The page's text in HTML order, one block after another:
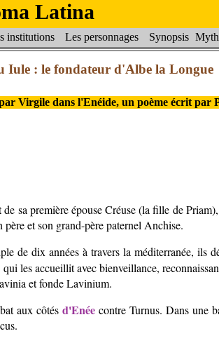
Latina
institutions Les personnages Synopsis
Iule : le fondateur d'Albe la Longue
Virgile dans l'Enéide, un poème écrit
de sa première épouse Créuse (la fille de
père et son grand-père paternel Anchise.
de dix années à travers la méditerranée, ils
les accueillit avec bienveillance,
et fonde Lavinium.
aux côtés d'Enéecontre Turnus. Dans une